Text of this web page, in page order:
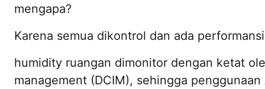
mengapa?
Karena semua dikontrol dan ada
humidity ruangan dimonitor dengan ketat
management (DCIM), sehingga